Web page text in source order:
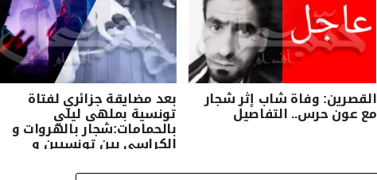
القصرين: وفاة شاب إثر شجار
مع عون حرس.. التفاصيل
بعد مضايقة جزائري لفتاة
تونسية بملهى ليلي
بالحمامات:شجار بالهروات و
الكراسي بين تونسيين و